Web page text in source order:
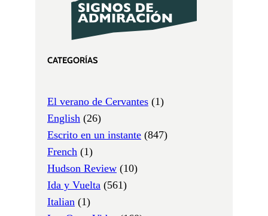
CATEGORÍAS
El verano de Cervantes (1)
English (26)
Escrito en un instante (847)
French (1)
Hudson Review (10)
Ida y Vuelta (561)
Italian (1)